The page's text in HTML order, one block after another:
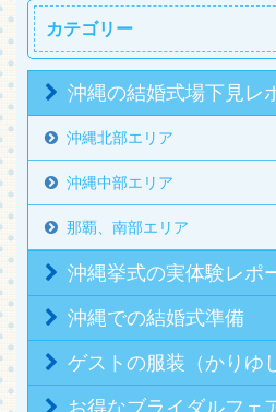
カテゴリー
沖縄の結婚式場下見レ
沖縄北部エリア
沖縄中部エリア
那覇、南部エリア
沖縄挙式の実体験レポ
沖縄での結婚式準備
ゲストの服装（かりゆ